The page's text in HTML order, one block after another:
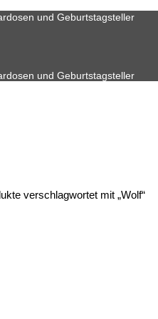
und Geburtstagsteller
und Geburtstagsteller
verschlagwortet mit „Wolf“